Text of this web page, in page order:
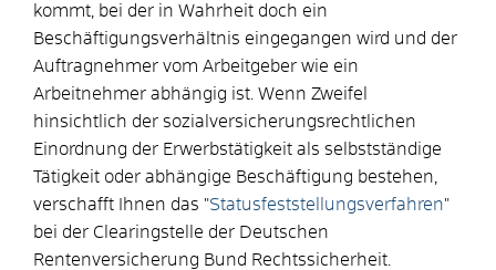
kommt, bei der in Wahrheit doch ein
Beschäftigungsverhältnis eingegangen wird und der
Auftragnehmer vom Arbeitgeber wie ein
Arbeitnehmer abhängig ist. Wenn Zweifel
hinsichtlich der sozialversicherungsrechtlichen
Einordnung der Erwerbstätigkeit als selbstständige
Tätigkeit oder abhängige Beschäftigung bestehen,
verschafft Ihnen das "Statusfeststellungsverfahren"
bei der Clearingstelle der Deutschen
Rentenversicherung Bund Rechtssicherheit.